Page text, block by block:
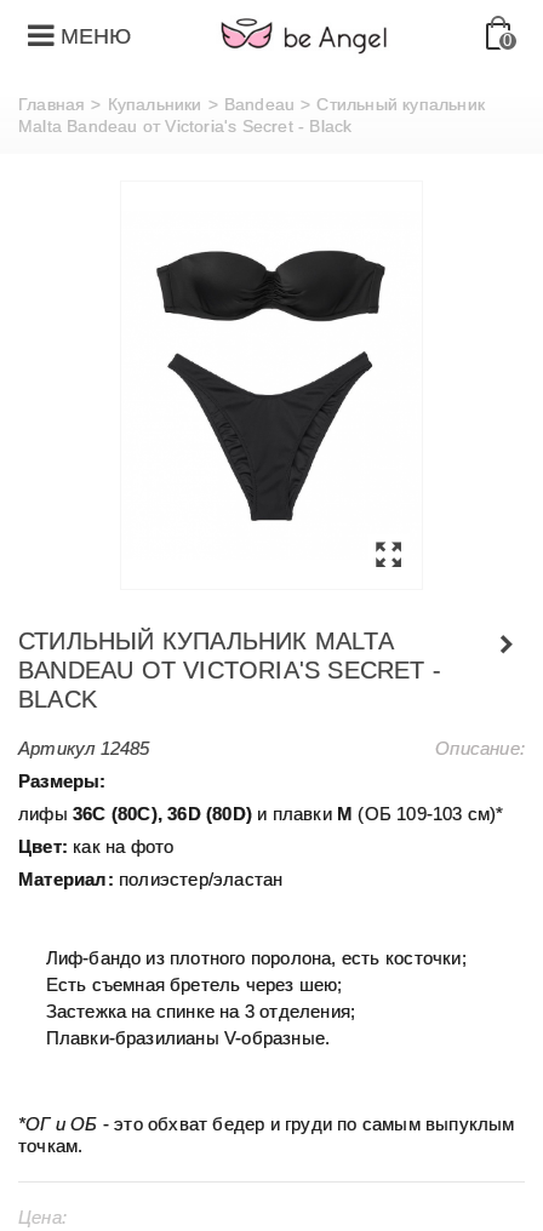
МЕНЮ 0
Главная > Купальники > Bandeau > Стильный купальник
Malta Bandeau от Victoria's Secret - Black
СТИЛЬНЫЙ КУПАЛЬНИК MALTA
BANDEAU ОТ VICTORIA'S SECRET -
BLACK
Артикул 12485
Описание:
Размеры:
лифы 36С (80С), 36D (80D) и плавки M(ОБ 109-103 см)*
Цвет: как на фото
Материал: полиэстер/эластан
Лиф-бандо из плотного поролона, есть косточки;
Есть съемная бретель через шею;
Застежка на спинке на 3 отделения;
Плавки-бразилианы V-образные.
*ОГ и ОБ - это обхват бедер и груди по самым выпуклым
точкам.
Цена: